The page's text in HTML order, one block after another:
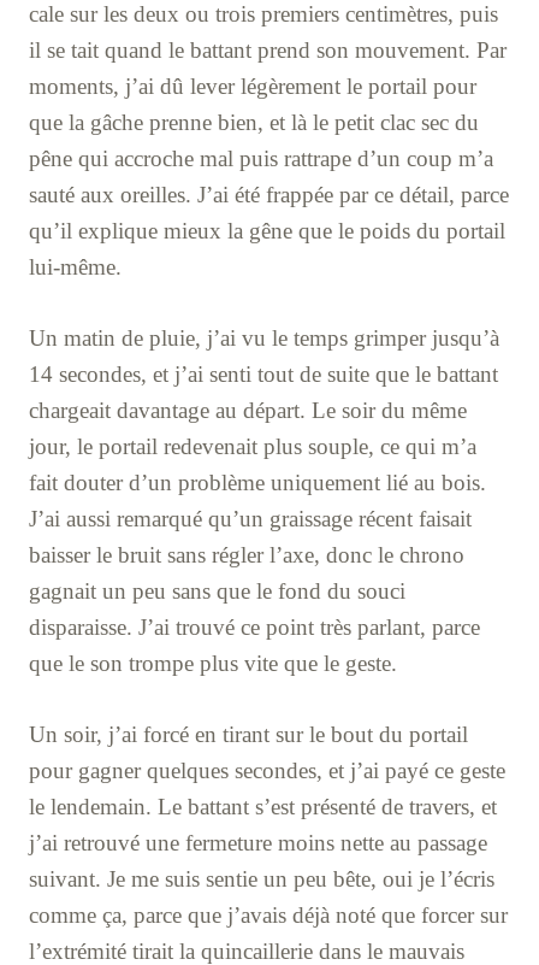
cale sur les deux ou trois premiers centimètres, puis
il se tait quand le battant prend son mouvement. Par
moments, j’ai dû lever légèrement le portail pour
que la gâche prenne bien, et là le petit clac sec du
pêne qui accroche mal puis rattrape d’un coup m’a
sauté aux oreilles. J’ai été frappée par ce détail, parce
qu’il explique mieux la gêne que le poids du portail
lui-même.
Un matin de pluie, j’ai vu le temps grimper jusqu’à
14 secondes, et j’ai senti tout de suite que le battant
chargeait davantage au départ. Le soir du même
jour, le portail redevenait plus souple, ce qui m’a
fait douter d’un problème uniquement lié au bois.
J’ai aussi remarqué qu’un graissage récent faisait
baisser le bruit sans régler l’axe, donc le chrono
gagnait un peu sans que le fond du souci
disparaisse. J’ai trouvé ce point très parlant, parce
que le son trompe plus vite que le geste.
Un soir, j’ai forcé en tirant sur le bout du portail
pour gagner quelques secondes, et j’ai payé ce geste
le lendemain. Le battant s’est présenté de travers, et
j’ai retrouvé une fermeture moins nette au passage
suivant. Je me suis sentie un peu bête, oui je l’écris
comme ça, parce que j’avais déjà noté que forcer sur
l’extrémité tirait la quincaillerie dans le mauvais